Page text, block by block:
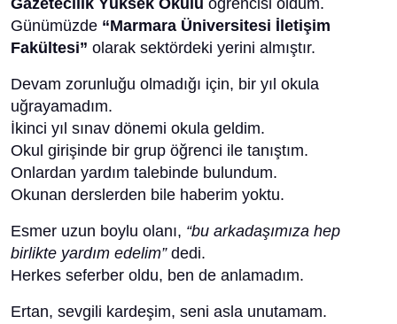
Gazetecilik Yüksek Okulu öğrencisi oldum.
Günümüzde “Marmara Üniversitesi İletişim
Fakültesi” olarak sektördeki yerini almıştır.
Devam zorunluğu olmadığı için, bir yıl okula
uğrayamadım.
İkinci yıl sınav dönemi okula geldim.
Okul girişinde bir grup öğrenci ile tanıştım.
Onlardan yardım talebinde bulundum.
Okunan derslerden bile haberim yoktu.
Esmer uzun boylu olanı, “bu arkadaşımıza hep
birlikte yardım edelim” dedi.
Herkes seferber oldu, ben de anlamadım.
Ertan, sevgili kardeşim, seni asla unutamam.